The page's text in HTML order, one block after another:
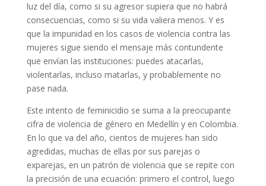
luz del día, como si su agresor supiera que no habrá
consecuencias, como si su vida valiera menos. Y es
que la impunidad en los casos de violencia contra las
mujeres sigue siendo el mensaje más contundente
que envían las instituciones: puedes atacarlas,
violentarlas, incluso matarlas, y probablemente no
pase nada.
Este intento de feminicidio se suma a la preocupante
cifra de violencia de género en Medellín y en Colombia.
En lo que va del año, cientos de mujeres han sido
agredidas, muchas de ellas por sus parejas o
exparejas, en un patrón de violencia que se repite con
la precisión de una ecuación: primero el control, luego